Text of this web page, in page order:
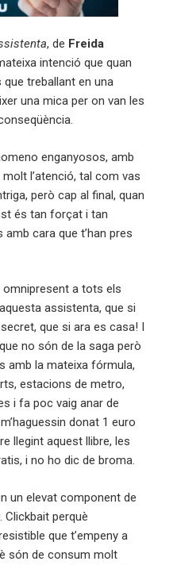
, de Freida
intenció que quan
que treballant en una
una mica per on van les
enganyosos, amb
l’atenció, tal com vas
però cap al final, quan
és tan forçat i tan
cara que t’han pres
omnipresent a tots els
assistenta, que si
que si ara es casa! I
no són de la saga però
amb la mateixa fórmula,
estacions de metro,
i fa poc vaig anar de
donat 1 euro
llegint aquest llibre, les
i no ho dic de broma.
un elevat component de
Clickbait perquè
que t’empeny a
són de consum molt